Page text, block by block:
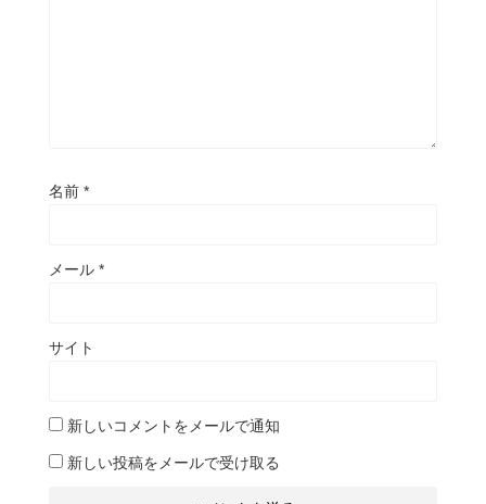
名前 *
メール *
サイト
新しいコメントをメールで通知
新しい投稿をメールで受け取る